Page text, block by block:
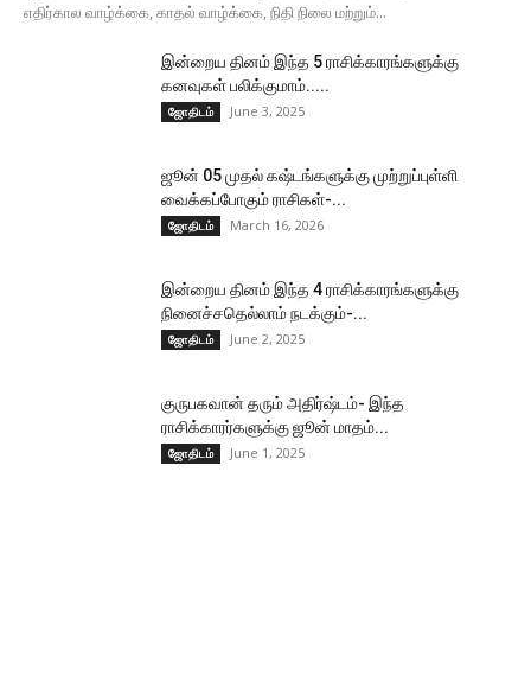
எதிர்கால வாழ்க்கை, காதல் வாழ்க்கை, நிதி நிலை மற்றும்...
இன்றைய தினம் இந்த 5 ராசிக்காரங்களுக்கு
கனவுகள் பலிக்குமாம்.....
ஜோதிடம் June 3, 2025
ஜூன் 05 முதல் கஷ்டங்களுக்கு முற்றுப்புள்ளி
வைக்கப்போகும் ராசிகள்-...
ஜோதிடம் March 16, 2026
இன்றைய தினம் இந்த 4 ராசிக்காரங்களுக்கு
நினைச்சதெல்லாம் நடக்கும்-...
ஜோதிடம் June 2, 2025
குருபகவான் தரும் அதிர்ஷ்டம்- இந்த
ராசிக்காரர்களுக்கு ஜூன் மாதம்...
ஜோதிடம் June 1, 2025